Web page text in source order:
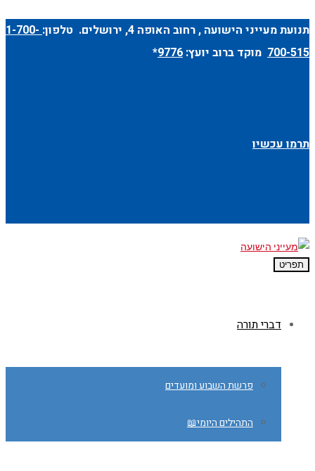
תנועת מעייני הישועה ,רחוב האופה 4 , ירושלים. טלפון: 1-700-
700-515 מוקד ברוב יועץ: 9776
*
תרמו עכשיו
תפריט
דברי תורה
פרשת השבוע ומועדים
התהילים היומי📖